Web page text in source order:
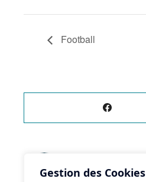
Gestion des Cookies
Football
ÉVÈNEMENT